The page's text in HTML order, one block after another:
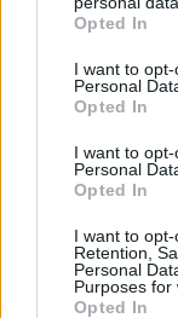
grant or deny
use your data for
consent section.
Opted In
I want to
Personal
Opted In
I want to
Personal
Opted In
I want to opt-
Retention,
Personal
Purposes for
Opted In
λουλούδια στην
κεφάλι και είπε
πριν 13 λεπτά
ΜΙΧΑΛΗΣ ΣΤΟΥΚΑΣ
Καλός ο
πριν 18 λεπτά
ΣΤΕΛΙΟΣ ΖΩΝΤΟΣ
Όταν το ψέμα
πριν 19 λεπτά